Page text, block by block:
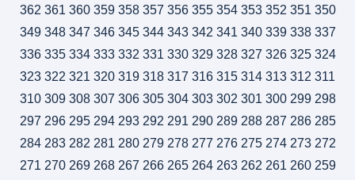
362 361 360 359 358 357 356 355 354 353 352 351 350
349 348 347 346 345 344 343 342 341 340 339 338 337
336 335 334 333 332 331 330 329 328 327 326 325 324
323 322 321 320 319 318 317 316 315 314 313 312 311
310 309 308 307 306 305 304 303 302 301 300 299 298
297 296 295 294 293 292 291 290 289 288 287 286 285
284 283 282 281 280 279 278 277 276 275 274 273 272
271 270 269 268 267 266 265 264 263 262 261 260 259